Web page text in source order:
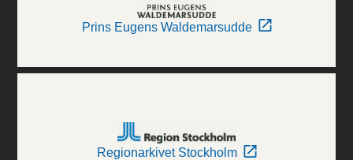
Prins Eugens Waldemarsudde
Regionarkivet Stockholm